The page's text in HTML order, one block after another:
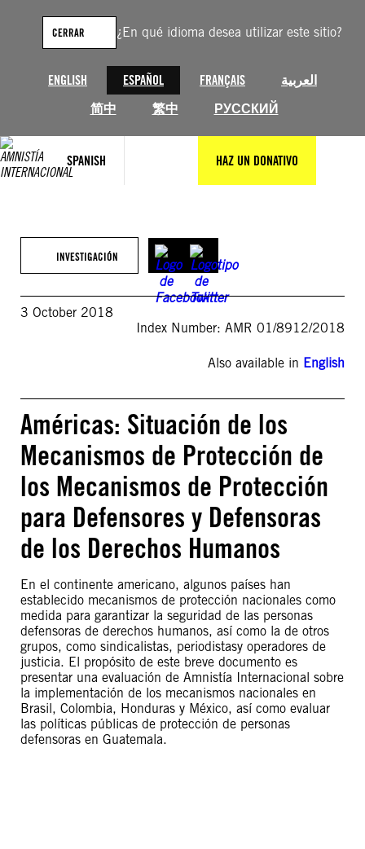
¿En qué idioma desea utilizar este sitio?
ENGLISH ESPAÑOL FRANÇAIS
العربية
简中
繁中 РУССКИЙ
CERRAR
SPANISH HAZ UN DONATIVO
contenido
INVESTIGACIÓN
3 October 2018
Index Number: AMR 01/8912/2018
Also available in English
Américas: Situación de los
Mecanismos de Protección de
los Mecanismos de Protección
para Defensores y Defensoras
de los Derechos Humanos
En el continente americano, algunos países han
establecido mecanismos de protección nacionales como
medida para garantizar la seguridad de las personas
defensoras de derechos humanos, así como la de otros
grupos, como sindicalistas, periodistasy operadores de
justicia. El propósito de este breve documento es
presentar una evaluación de Amnistía Internacional sobre
la implementación de los mecanismos nacionales en
Brasil, Colombia, Honduras y México, así como evaluar
las políticas públicas de protección de personas
defensoras en Guatemala.